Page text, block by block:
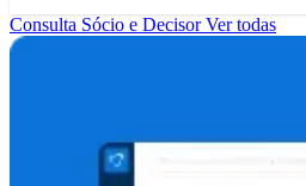
Consulta Sócio e DecisorVer todas